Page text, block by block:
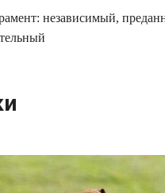
независимый,